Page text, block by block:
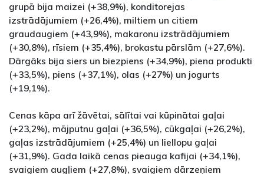
grupā bija maizei (+38,9%), konditorejas
izstrādājumiem (+26,4%), miltiem un citiem
graudaugiem (+43,9%), makaronu izstrādājumiem
(+30,8%), rīsiem (+35,4%), brokastu pārslām (+27,6%).
Dārgāks bija siers un biezpiens (+34,9%), piena produkti
(+33,5%), piens (+37,1%), olas (+27%) un jogurts
(+19,1%).
Cenas kāpa arī žāvētai, sālītai vai kūpinātai gaļai
(+23,2%), mājputnu gaļai (+36,5%), cūkgaļai (+26,2%),
gaļas izstrādājumiem (+25,4%) un liellopu gaļai
(+31,9%). Gada laikā cenas pieauga kafijai (+34,1%),
svaigiem augļiem (+27,8%), svaigiem dārzeņiem